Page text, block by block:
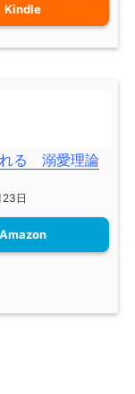
Kindle
る 溺愛理論
日
Amazon